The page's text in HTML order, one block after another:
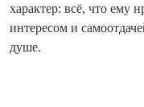
характер: всё, что ему
интересом и
душе.